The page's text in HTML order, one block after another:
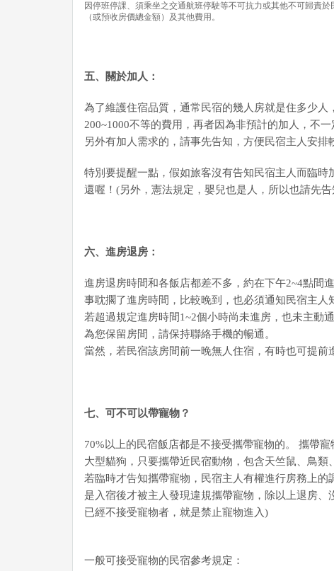
因停班停課、須乘坐之交通航班停駛等不可抗力或其他不可歸責
（或預收房價總金額）及其他費用。
五、關於加人：
為了維護住宿品質，通常民宿的幾人房就是住多少
200~1000不等的費用，再者因為非預計的加人，不
另外有加人需求的，請事先告知，方便民宿主人安
特別要提醒一點，假如旅客沒有告知民宿主人而臨
還喔！(另外，憲法規定，嬰兒也是人，所以也請先
六、進房退房：
進房退房時間和各飯店都差不多，約在下午2~4點間
事耽擱了進房時間，比較晚到，也必須通知民宿主人
若超過規定進房時間1~2個小時尚未進房，也未主動
為您保留房間，請保持聯絡手機的暢通。
當然，若民宿該房間前一晚無人住宿，有時也可提前
七、可不可以帶寵物？
70%以上的民宿飯店都是不接受攜帶寵物的。 攜帶
大型貓狗，只要攜帶近民宿動物，包含天竺鼠、鳥類
若臨時才告知攜帶寵物，民宿主人有權進行房務上
是入宿後才被主人發現違規攜帶寵物，除以上退房
已經不接受寵物者，就是禁止寵物進入)
一般可接受寵物的民宿參考規定：